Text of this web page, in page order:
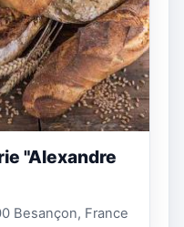
"Alexandre
Besançon, France